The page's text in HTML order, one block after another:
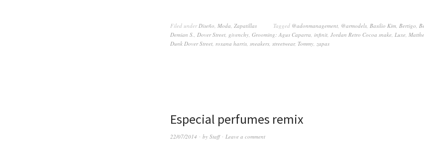
Filed under Diseño Moda Zapatillas Tagged @adonmanagement @armodels Basilio Kim Bertigo
Demian S.
Dover Street givenchy Grooming: Agus Caparra infinit Jordan Retro Cocoa snake Luxe
Dunk Dover Street roxana harris sneakers streetwear, Tommy zapas
Especial perfumes remix
22/07/2014 by Staff Leave a comment